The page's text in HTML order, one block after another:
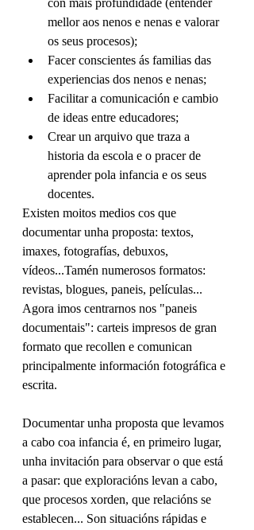
con máis profundidade (entender
mellor aos nenos e nenas e valorar
os seus procesos);
Facer conscientes ás familias das
experiencias dos nenos e nenas;
Facilitar a comunicación e cambio
de ideas entre educadores;
Crear un arquivo que traza a
historia da escola e o pracer de
aprender pola infancia e os seus
docentes.
Existen moitos medios cos que
documentar unha proposta: textos,
imaxes, fotografías, debuxos,
vídeos...Tamén numerosos formatos:
revistas, blogues, paneis, películas...
Agora imos centrarnos nos "paneis
documentais": carteis impresos de gran
formato que recollen e comunican
principalmente información fotográfica e
escrita.
Documentar unha proposta que levamos
a cabo coa infancia é, en primeiro lugar,
unha invitación para observar o que está
a pasar: que exploracións levan a cabo,
que procesos xorden, que relacións se
establecen... Son situacións rápidas e